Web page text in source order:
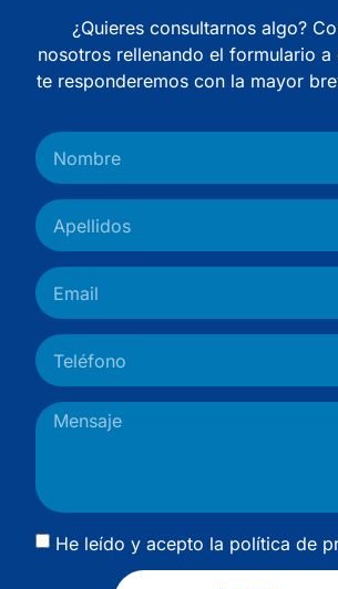
¿Quieres consultarnos algo?
nosotros rellenando el formulario
te responderemos con la mayor
He leído y acepto la política de